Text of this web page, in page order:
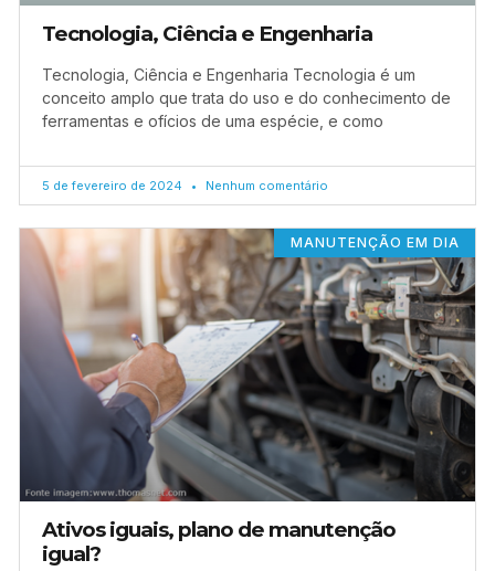
Tecnologia, Ciência e Engenharia
Tecnologia, Ciência e Engenharia Tecnologia é um
conceito amplo que trata do uso e do conhecimento de
ferramentas e ofícios de uma espécie, e como
5 de fevereiro de 2024 Nenhum comentário
MANUTENÇÃO EM DIA
Ativos iguais, plano de manutenção
igual?